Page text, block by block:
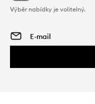
Výběr nabídky je volitelný.